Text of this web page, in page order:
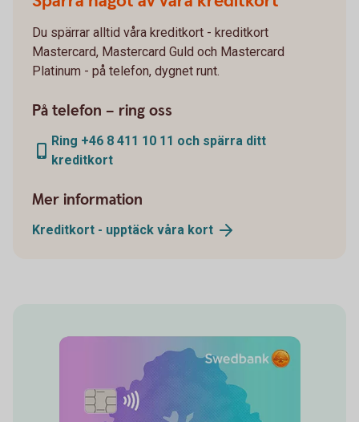
Du spärrar alltid våra kreditkort - kreditkort
Mastercard, Mastercard Guld och Mastercard
Platinum - på telefon, dygnet runt.
På telefon – ring oss
Ring +46 8 411 10 11 och spärra ditt
kreditkort
Mer information
Kreditkort - upptäck våra kort